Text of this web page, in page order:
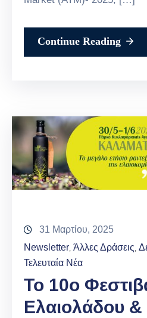
Continue Reading
31 Μαρτίου, 2025
Newsletter Άλλες Δράσεις
Τελευταία Νέα
Το 10ο
Ελαιολάδου &